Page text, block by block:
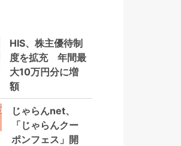
HIS、株主優待制
度を拡充 年間最
大10万円分に増
額
じゃらんnet、
「じゃらんクー
ポンフェス」開